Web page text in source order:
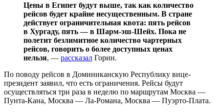
Цены в Египет будут выше, так как количество
рейсов будет крайне несущественным. В стране
действует ограничительная квота: пять рейсов
в Хургаду, пять — в Шарм-эш-Шейх. Пока не
полетит безлимитное количество чартерных
рейсов, говорить о более доступных ценах
нельзя, — рассказал Горин.
По поводу рейсов в Доминиканскую Республику вице-
президент заявил, что есть ограничения. Рейсы будут
осуществляться три раза в неделю по маршрутам Москва —
Пунта-Кана, Москва — Ла-Романа, Москва — Пуэрто-Плата.